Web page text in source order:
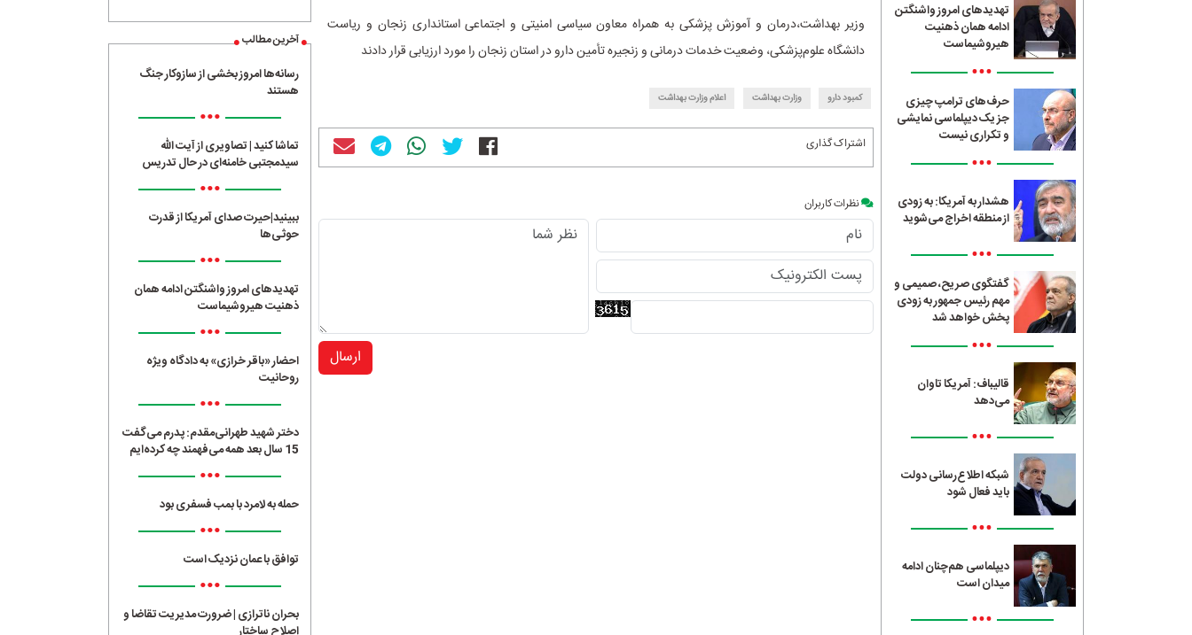
تهدیدهای امروز واشنگتن
ادامه همان ذهنیت
هیروشیماست
•••
حرف‌های ترامپ چیزی
جز یک دیپلماسی نمایشی
و تکراری نیست
•••
هشدار به آمریکا: به زودی
از منطقه اخراج می‌شوید
•••
گفتگوی صریح، صمیمی و
مهم رئیس جمهور به زودی
پخش خواهد شد
•••
قالیباف: آمریکا تاوان
می‌دهد
•••
شبکه اطلاع‌رسانی دولت
باید فعال شود
•••
دیپلماسی هم‌چنان ادامه
میدان است
•••
وزیر بهداشت،درمان و آموزش پزشکی به همراه معاون سیاسی امنیتی و اجتماعی استانداری زنجان و ریاست
دانشگاه علوم‌پزشکی، وضعیت خدمات درمانی و زنجیره تأمین دارو در استان زنجان را مورد ارزیابی قرار دادند
کمبود دارو وزارت بهداشت اعلام وزارت بهداشت
اشتراک گذاری
نظرات کاربران
ارسال
آخرین مطالب
رسانه‌ها امروز بخشی از سازوکار جنگ
هستند
•••
تماشا کنید | تصاویری از آیت الله
سیدمجتبی خامنه‌ای در حال تدریس
•••
ببینید|حیرت صدای آمریکا از قدرت
حوثی‌ها
•••
تهدیدهای امروز واشنگتن ادامه همان
ذهنیت هیروشیماست
•••
احضار «باقر خرازی» به دادگاه ویژه
روحانیت
•••
دختر شهید طهرانی‌مقدم: پدرم می‌گفت
15 سال بعد همه می‌فهمند چه کرده‌ایم
•••
حمله به لامرد با بمب فسفری بود
•••
توافق با عمان نزدیک است
•••
بحران ناترازی | ضرورت مدیریت تقاضا و